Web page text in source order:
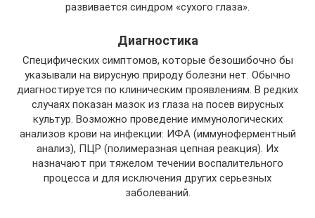
развивается синдром «сухого глаза».
Диагностика
Специфических симптомов, которые безошибочно бы
указывали на вирусную природу болезни нет. Обычно
диагностируется по клиническим проявлениям. В редких
случаях показан мазок из глаза на посев вирусных
культур. Возможно проведение иммунологических
анализов крови на инфекции: ИФА (иммуноферментный
анализ), ПЦР (полимеразная цепная реакция). Их
назначают при тяжелом течении воспалительного
процесса и для исключения других серьезных
заболеваний.